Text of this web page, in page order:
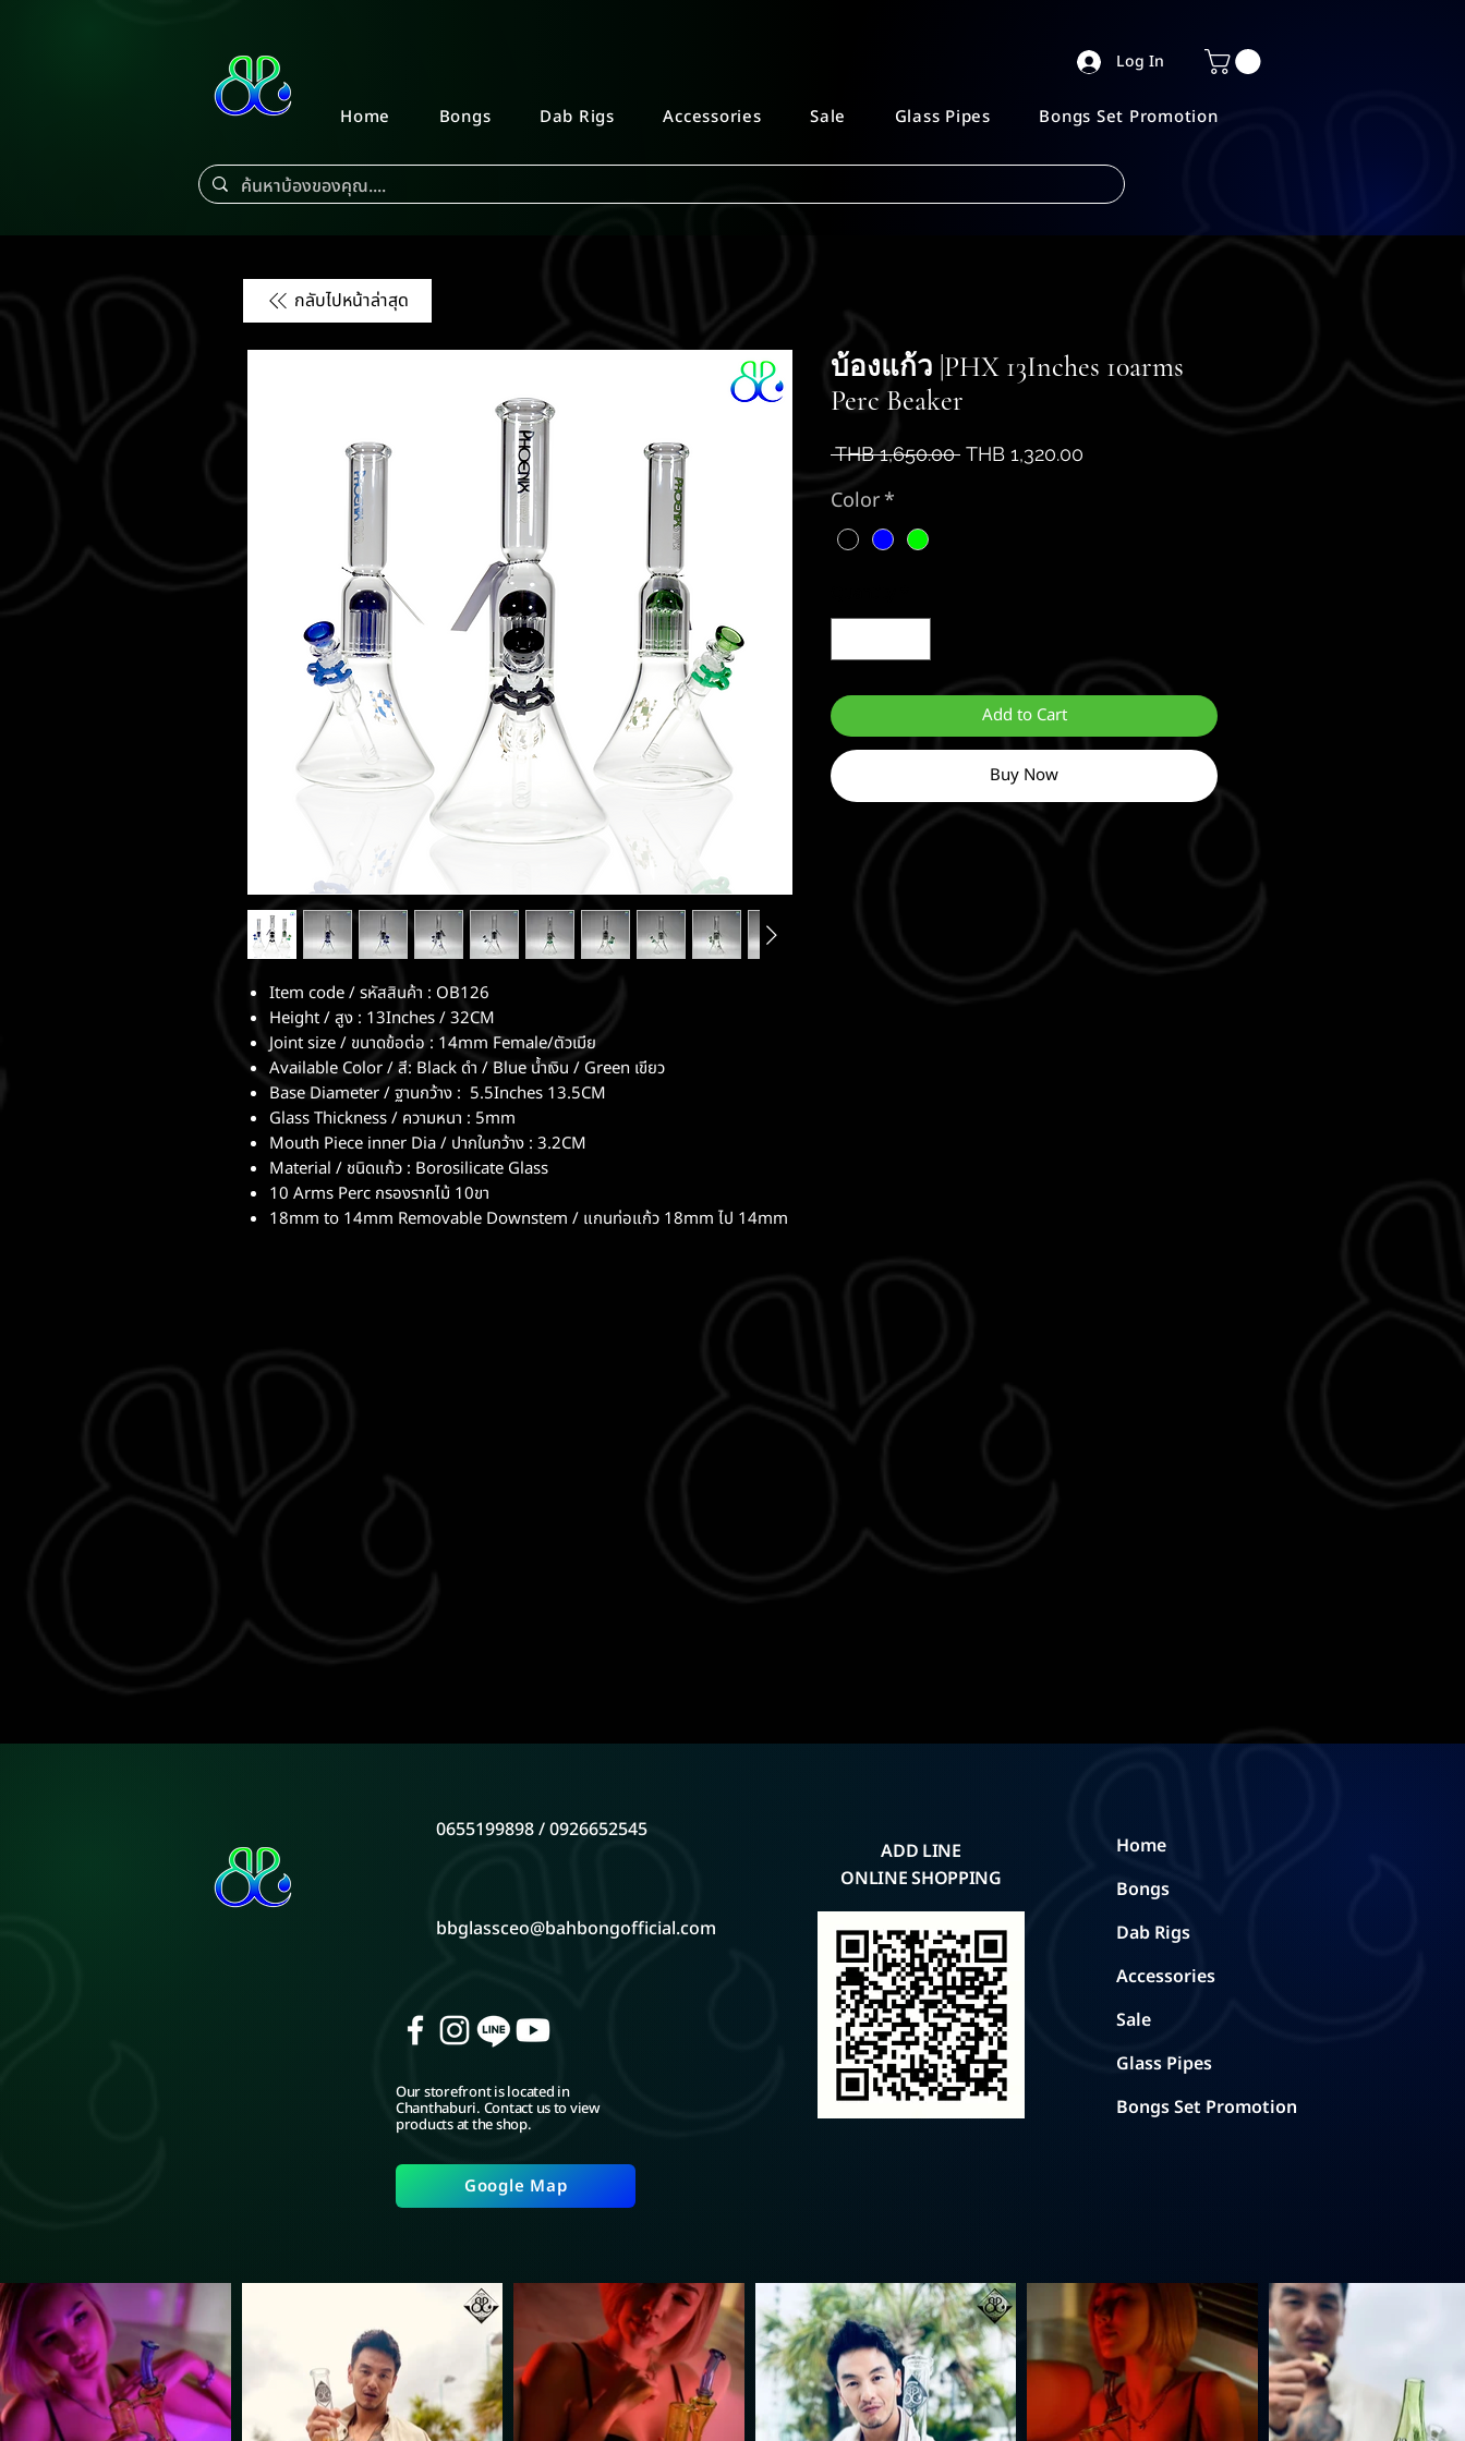
Log In
Home Bongs Dab Rigs Accessories Sale Glass Pipes Bongs Set Promotion
กลับไปหน้าล่าสุด
Item code / รหัสสินค้า : OB126
Height / สูง : 13Inches / 32CM
Joint size / ขนาดข้อต่อ : 14mm Female/ตัวเมีย
Available Color / สี: Black ดำ / Blue น้ำเงิน / Green เขียว
Base Diameter / ฐานกว้าง : 5.5Inches 13.5CM
Glass Thickness / ความหนา : 5mm
Mouth Piece inner Dia / ปากในกว้าง : 3.2CM
Material / ชนิดแก้ว : Borosilicate Glass
10 Arms Perc กรองรากไม้ 10ขา
18mm to 14mm Removable Downstem / แกนท่อแก้ว 18mm ไป 14mm
บ้องแก้ว |PHX 13Inches 10arms
Perc Beaker
THB 1,650.00 Regular
THB 1,320.00
Color*
Add to Cart
Buy Now
0655199898 / 0926652545
bbglassceo@bahbongofficial.com
Our storefront is located in
Chanthaburi. Contact us to view
products at the shop.
Google Map
ADD LINE
ONLINE SHOPPING
Home
Bongs
Dab Rigs
Accessories
Sale
Glass Pipes
Bongs Set Promotion